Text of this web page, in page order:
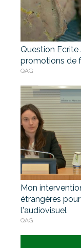
Question
promotions de
QAG
Mon
étrangères
l'audiovisuel
QAG